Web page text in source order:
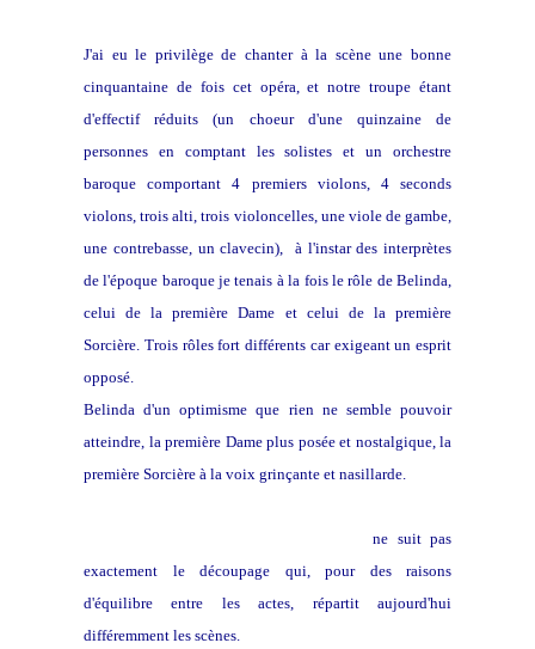
J'ai eu le privilège de chanter à la scène une bonne
cinquantaine de fois cet opéra, et notre troupe étant
d'effectif réduits (un choeur d'une quinzaine de
personnes en comptant les solistes et un orchestre
baroque comportant 4 premiers violons, 4 seconds
violons, trois alti, trois violoncelles, une viole de gambe,
une contrebasse, un clavecin), à l'instar des interprètes
de l'époque baroque je tenais à la fois le rôle de Belinda,
celui de la première Dame et celui de la première
Sorcière. Trois rôles fort différents car exigeant un esprit
opposé.
Belinda d'un optimisme que rien ne semble pouvoir
atteindre, la première Dame plus posée et nostalgique, la
première Sorcière à la voix grinçante et nasillarde.
ne suit pas
exactement le découpage qui, pour des raisons
d'équilibre entre les actes, répartit aujourd'hui
différemment les scènes.